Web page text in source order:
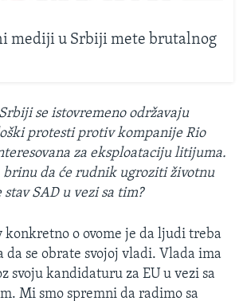
mediji u Srbiji mete brutalnog
se istovremeno održavaju
protesti protiv kompanije Rio
za eksploataciju litijuma.
brinu da će rudnik ugroziti životnu
SAD u vezi sa tim?
konkretno o ovome je da ljudi treba
da se obrate svojoj vladi. Vlada ima
svoju kandidaturu za EU u vezi sa
Mi smo spremni da radimo sa